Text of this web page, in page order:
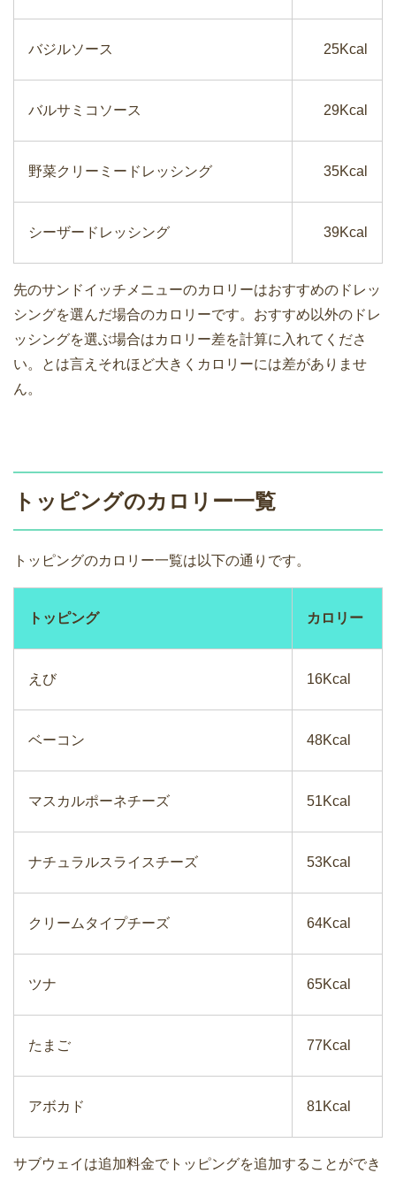
バジルソース 25Kcal
バルサミコソース 29Kcal
野菜クリーミードレッシング 35Kcal
シーザードレッシング 39Kcal
先のサンドイッチメニューのカロリーはおすすめのドレッ
シングを選んだ場合のカロリーです。おすすめ以外のドレ
ッシングを選ぶ場合はカロリー差を計算に入れてくださ
い。とは言えそれほど大きくカロリーには差がありませ
ん。
トッピングのカロリー一覧
トッピングのカロリー一覧は以下の通りです。
トッピング カロリー
えび 16Kcal
ベーコン 48Kcal
マスカルポーネチーズ 51Kcal
ナチュラルスライスチーズ 53Kcal
クリームタイプチーズ 64Kcal
ツナ 65Kcal
たまご 77Kcal
アボカド 81Kcal
サブウェイは追加料金でトッピングを追加することができ